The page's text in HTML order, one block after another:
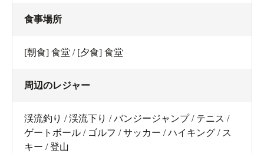
食事場所
[朝食] 食堂 / [夕食] 食堂
周辺のレジャー
渓流釣り / 渓流下り / バンジージャンプ / テニス /
ゲートボール / ゴルフ / サッカー / ハイキング / ス
キー / 登山